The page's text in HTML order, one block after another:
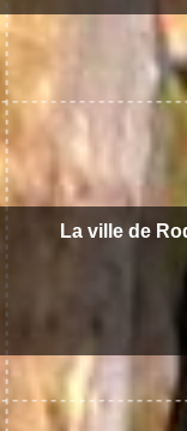
La ville de